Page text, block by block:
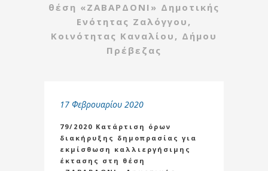
θέση «ΖΑΒΑΡΔΟΝΙ» Δημοτικής
Ενότητας Ζαλόγγου,
Κοινότητας Καναλίου, Δήμου
Πρέβεζας
17 Φεβρουαρίου 2020
79/2020 Κατάρτιση όρων
διακήρυξης δημοπρασίας για
εκμίσθωση καλλιεργήσιμης
έκτασης στη θέση